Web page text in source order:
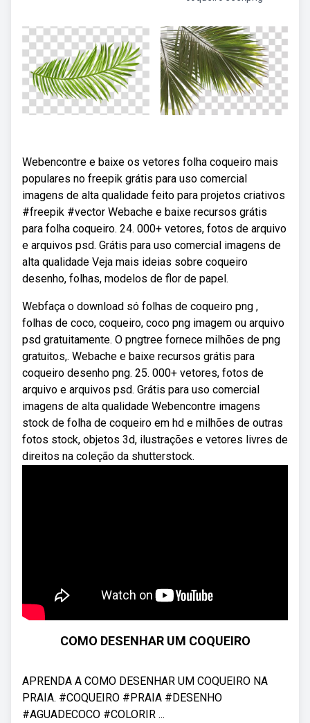
Webencontre e baixe os vetores folha coqueiro mais
populares no freepik grátis para uso comercial
imagens de alta qualidade feito para projetos criativos
#freepik #vector Webache e baixe recursos grátis
para folha coqueiro. 24. 000+ vetores, fotos de arquivo
e arquivos psd. Grátis para uso comercial imagens de
alta qualidade Veja mais ideias sobre coqueiro
desenho, folhas, modelos de flor de papel.
Webfaça o download só folhas de coqueiro png ,
folhas de coco, coqueiro, coco png imagem ou arquivo
psd gratuitamente. O pngtree fornece milhões de png
gratuitos,. Webache e baixe recursos grátis para
coqueiro desenho png. 25. 000+ vetores, fotos de
arquivo e arquivos psd. Grátis para uso comercial
imagens de alta qualidade Webencontre imagens
stock de folha de coqueiro em hd e milhões de outras
fotos stock, objetos 3d, ilustrações e vetores livres de
direitos na coleção da shutterstock.
COMO DESENHAR UM COQUEIRO
APRENDA A COMO DESENHAR UM COQUEIRO NA
PRAIA. #COQUEIRO #PRAIA #DESENHO
#AGUADECOCO #COLORIR ...